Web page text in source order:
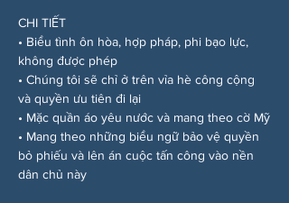
CHI TIẾT
• Biểu tình ôn hòa, hợp pháp, phi bạo lực,
không được phép
• Chúng tôi sẽ chỉ ở trên vỉa hè công cộng
và quyền ưu tiên đi lại
• Mặc quần áo yêu nước và mang theo cờ Mỹ
• Mang theo những biểu ngữ bảo vệ quyền
bỏ phiếu và lên án cuộc tấn công vào nền
dân chủ này